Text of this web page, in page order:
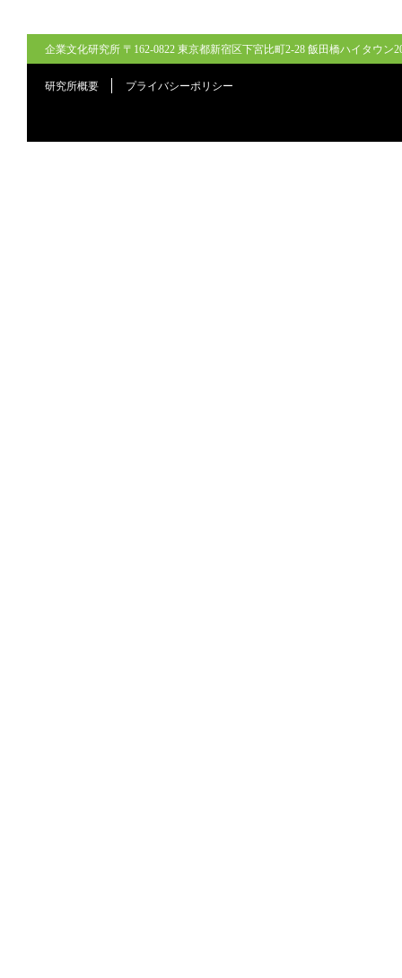
企業文化研究所 〒162-0822 東京都新宿区下宮比町2-28 飯田橋ハイタウン
研究所概要 プライバシーポリシー